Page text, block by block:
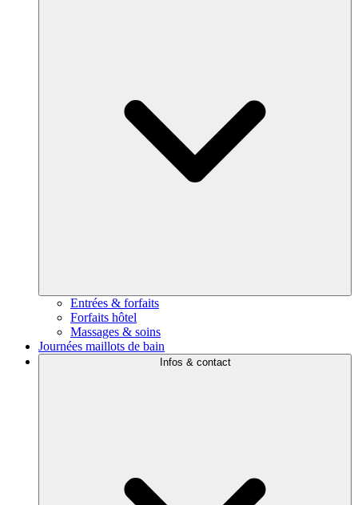
Entrées & forfaits
Forfaits hôtel
Massages & soins
Journées maillots de bain
Infos & contact